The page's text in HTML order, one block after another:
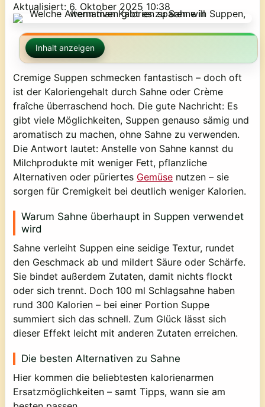
Aktualisiert: 6. Oktober 2025 10:38
Inhalt anzeigen
Cremige Suppen schmecken fantastisch – doch oft
ist der Kaloriengehalt durch Sahne oder Crème
fraîche überraschend hoch. Die gute Nachricht: Es
gibt viele Möglichkeiten, Suppen genauso sämig und
aromatisch zu machen, ohne Sahne zu verwenden.
Die Antwort lautet: Anstelle von Sahne kannst du
Milchprodukte mit weniger Fett, pflanzliche
Alternativen oder püriertes Gemüse nutzen – sie
sorgen für Cremigkeit bei deutlich weniger Kalorien.
Warum Sahne überhaupt in Suppen verwendet
wird
Sahne verleiht Suppen eine seidige Textur, rundet
den Geschmack ab und mildert Säure oder Schärfe.
Sie bindet außerdem Zutaten, damit nichts flockt
oder sich trennt. Doch 100 ml Schlagsahne haben
rund 300 Kalorien – bei einer Portion Suppe
summiert sich das schnell. Zum Glück lässt sich
dieser Effekt leicht mit anderen Zutaten erreichen.
Die besten Alternativen zu Sahne
Hier kommen die beliebtesten kalorienarmen
Ersatzmöglichkeiten – samt Tipps, wann sie am